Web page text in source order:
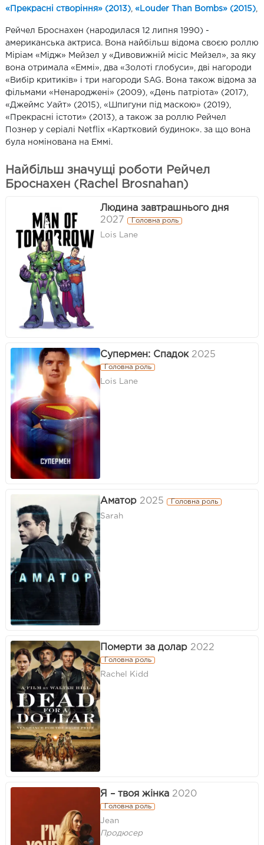
«Прекрасні створіння» (2013) «Louder Than Bombs» (2015)
Рейчел Броснахен (народилася 12 липня 1990) -
американська актриса. Вона найбільш відома своєю роллю
Міріам «Мідж» Мейзел у «Дивовижній місіс Мейзел», за яку
вона отримала «Еммі», два «Золоті глобуси», дві нагороди
«Вибір критиків» і три нагороди SAG. Вона також відома за
фільмами «Ненароджені» (2009), «День патріота» (2017),
«Джеймс Уайт» (2015), «Шпигуни під маскою» (2019),
«Прекрасні істоти» (2013), а також за роллю Рейчел
Познер у серіалі Netflix «Картковий будинок». за що вона
була номінована на Еммі.
Найбільш значущі роботи Рейчел
Броснахен (Rachel Brosnahan)
Людина завтрашнього дня
2027
Головна роль
Lois Lane
Супермен: Спадок 2025
Головна роль
Lois Lane
Аматор 2025 Головна роль
Sarah
Померти за долар 2022
Головна роль
Rachel Kidd
Я – твоя жінка 2020
Головна роль
Jean
Продюсер